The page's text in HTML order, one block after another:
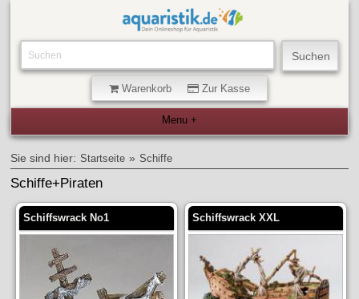
Warenkorb Zur Kasse
Sie sind hier: Startseite » Schiffe
Schiffe+Piraten
Schiffswrack No1 Schiffswrack XXL